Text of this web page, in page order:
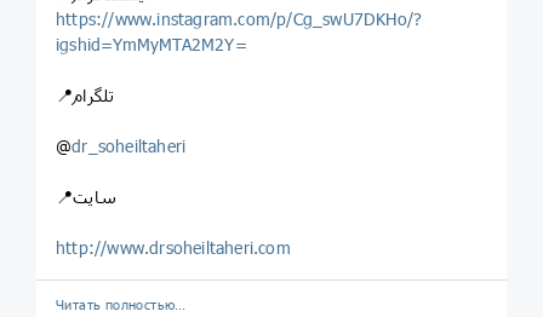
https://www.instagram.com/p/Cg_swU7DKHo/?
igshid=YmMyMTA2M2Y=
📍تلگرام
@dr_soheiltaheri
📍سایت
http://www.drsoheiltaheri.com
Читать полностью…